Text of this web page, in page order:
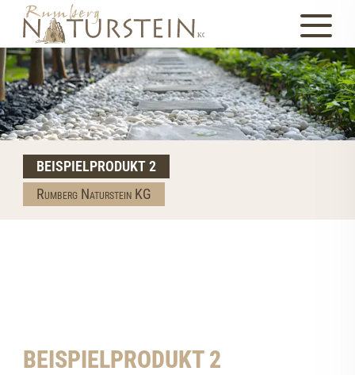
BEISPIELPRODUKT 2
Rumberg Naturstein KG
BEISPIELPRODUKT 2